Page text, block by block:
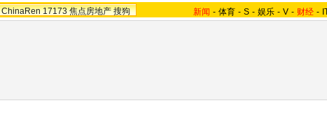
ChinaRen 17173 焦点房地产 搜狗 新闻 - 体育 - S - 娱乐 - V - 财经 -